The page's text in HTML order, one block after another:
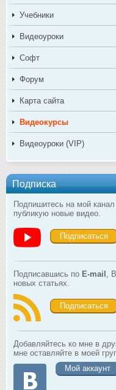
Учебники
Видеоуроки
Софт
Форум
Карта сайта
Видеокурсы
Видеоуроки (VIP)
Подписка
Подпишитесь на мой
публикую новые видео.
Подписаться
Подписавшись по E-mail ,
новых статьях.
Подписаться
Добавляйтесь ко мне в
мне оставляйте в моей
Мой аккаунт